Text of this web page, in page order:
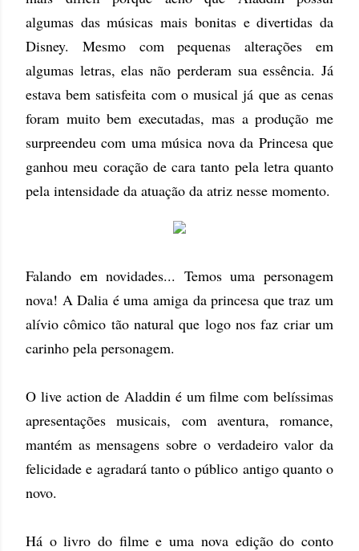
algumas das músicas mais bonitas e divertidas da
Disney. Mesmo com pequenas alterações em
algumas letras, elas não perderam sua essência. Já
estava bem satisfeita com o musical já que as cenas
foram muito bem executadas, mas a produção me
surpreendeu com uma música nova da Princesa que
ganhou meu coração de cara tanto pela letra quanto
pela intensidade da atuação da atriz nesse momento.
Falando em novidades... Temos uma personagem
nova! A Dalia é uma amiga da princesa que traz um
alívio cômico tão natural que logo nos faz criar um
carinho pela personagem.
O live action de Aladdin é um filme com belíssimas
apresentações musicais, com aventura, romance,
mantém as mensagens sobre o verdadeiro valor da
felicidade e agradará tanto o público antigo quanto o
novo.
Há o livro do filme e uma nova edição do conto